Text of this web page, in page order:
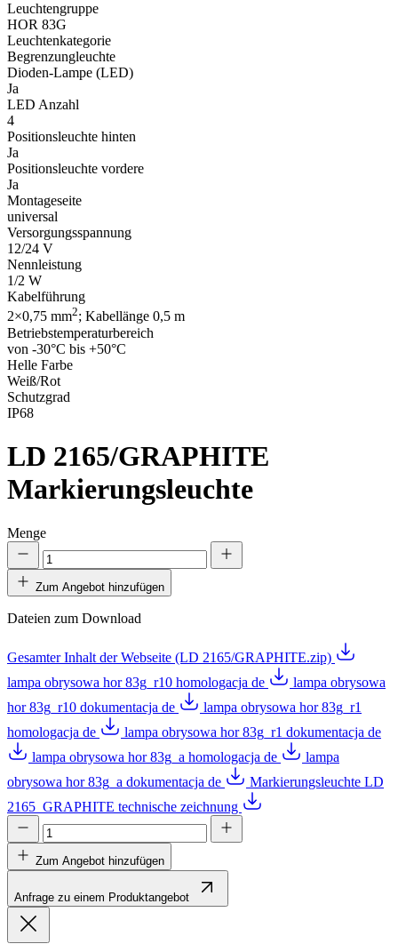
Leuchtengruppe
HOR 83G
Leuchtenkategorie
Begrenzungleuchte
Dioden-Lampe (LED)
Ja
LED Anzahl
4
Positionsleuchte hinten
Ja
Positionsleuchte vordere
Ja
Montageseite
universal
Versorgungsspannung
12/24 V
Nennleistung
1/2 W
Kabelführung
2×0,75 mm2; Kabellänge 0,5 m
Betriebstemperaturbereich
von -30°C bis +50°C
Helle Farbe
Weiß/Rot
Schutzgrad
IP68
LD 2165/GRAPHITE
Markierungsleuchte
Menge
Zum Angebot hinzufügen
Dateien zum Download
Gesamter Inhalt der Webseite (LD 2165/GRAPHITE.zip)
lampa obrysowa hor 83g_r10 homologacja de
lampa obrysowa
hor 83g_r10 dokumentacja de
lampa obrysowa hor 83g_r1
homologacja de
lampa obrysowa hor 83g_r1 dokumentacja de
lampa obrysowa hor 83g_a homologacja de
lampa
obrysowa hor 83g_a dokumentacja de
Markierungsleuchte LD
2165_GRAPHITE technische zeichnung
Zum Angebot hinzufügen
Anfrage zu einem Produktangebot